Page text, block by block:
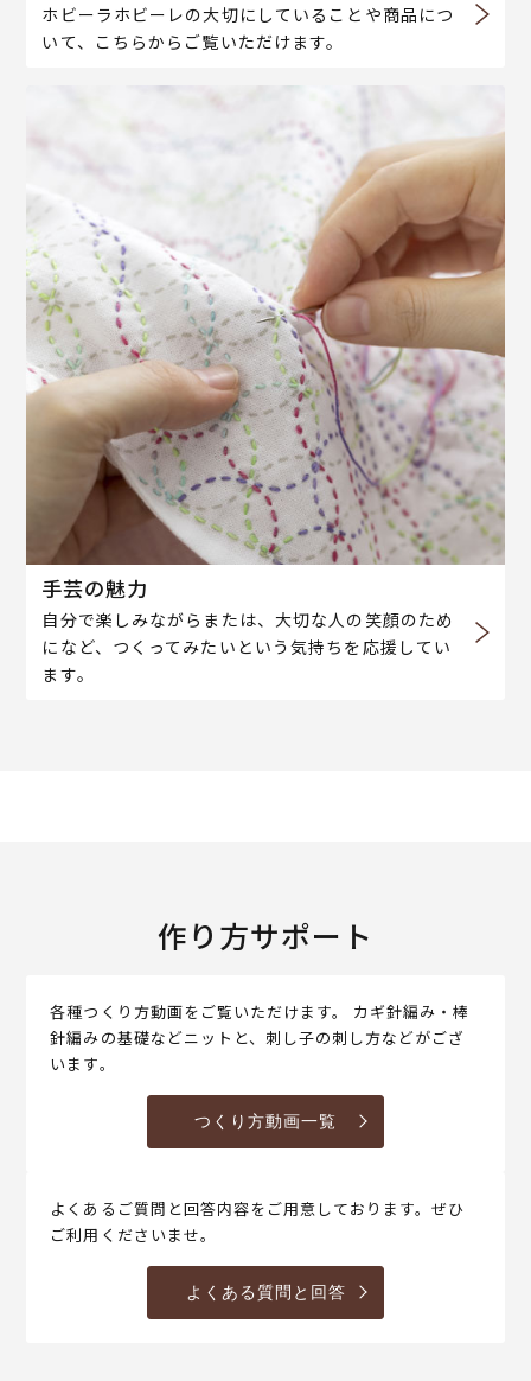
ホビーラホビーレの大切にしていることや商品につ
いて、こちらからご覧いただけます。
手芸の魅力
自分で楽しみながらまたは、大切な人の笑顔のため
になど、つくってみたいという気持ちを応援してい
ます。
作り方サポート
各種つくり方動画をご覧いただけます。 カギ針編み・棒
針編みの基礎などニットと、刺し子の刺し方などがござ
います。
つくり方動画一覧
よくあるご質問と回答内容をご用意しております。ぜひ
ご利用くださいませ。
よくある質問と回答